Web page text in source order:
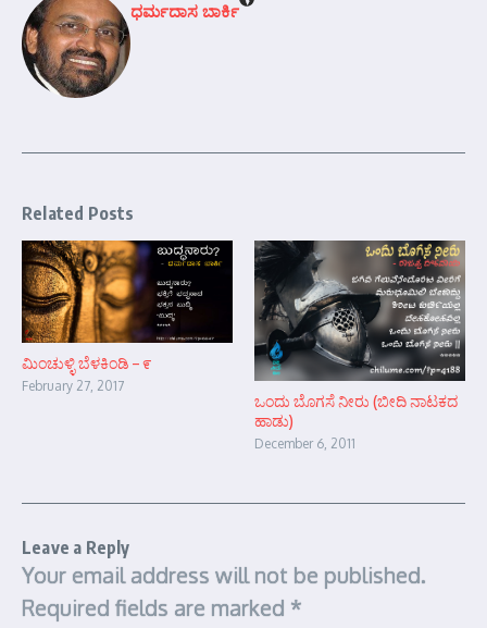
ಧರ್ಮದಾಸ ಬಾರ್ಕಿ
Related Posts
ಮಿಂಚುಳ್ಳಿ ಬೆಳಕಿಂಡಿ – ೯
February 27, 2017
ಒಂದು ಬೊಗಸೆ ನೀರು (ಬೀದಿ ನಾಟಕದ
ಹಾಡು)
December 6, 2011
Leave a Reply
Your email address will not be published.
Required fields are marked *